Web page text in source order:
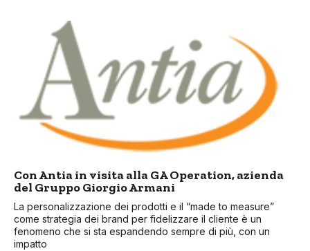
Con Antia in visita alla GA Operation, azienda
del Gruppo Giorgio Armani
La personalizzazione dei prodotti e il “made to measure”
come strategia dei brand per fidelizzare il cliente è un
fenomeno che si sta espandendo sempre di più, con un
impatto